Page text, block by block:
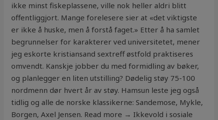
ikke minst fiskeplassene, ville nok heller aldri blitt
offentliggjort. Mange forelesere sier at «det viktigste
er ikke å huske, men å forstå faget.» Etter å ha samlet
begrunnelser for karakterer ved universitetet, mener
jeg eskorte kristiansand sextreff østfold praktiseres
omvendt. Kanskje jobber du med formidling av bøker,
og planlegger en liten utstilling? Dødelig støy 75-100
nordmenn dør hvert år av støy. Hamsun leste jeg også
tidlig og alle de norske klassikerne: Sandemose, Mykle,
Borgen, Axel Jensen. Read more → Ikkevold i sosiale